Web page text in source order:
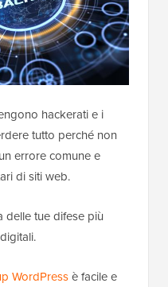
hackerati e i
tutto perché non
errore comune e
di siti web.
delle tue difese più
WordPressè facile e